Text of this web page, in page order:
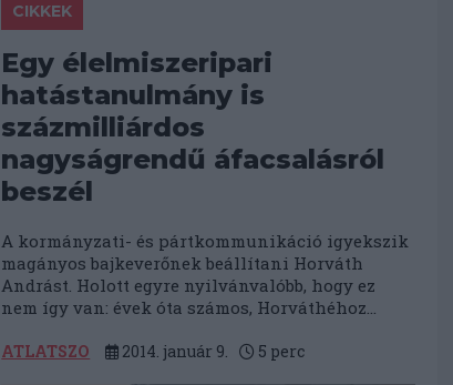
CIKKEK
Egy élelmiszeripari
hatástanulmány is
százmilliárdos
nagyságrendű áfacsalásról
beszél
A kormányzati- és pártkommunikáció igyekszik
magányos bajkeverőnek beállítani Horváth
Andrást. Holott egyre nyilvánvalóbb, hogy ez
nem így van: évek óta számos, Horváthéhoz...
ATLATSZO 2014. január 9. 5 perc